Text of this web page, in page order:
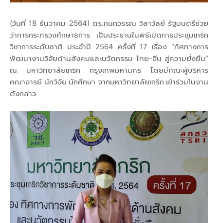
(วันที่ 18 ธันวาคม 2564) ดร.กนกวรรณ วิลาวัลย์ รัฐมนตรีช่วย
ว่าการกระทรวงศึกษาธิการ เป็นประธานในพิธีเปิดการประชุมเกริก
วิชาการระดับชาติ ประจำปี 2564 ครั้งที่ 17 เรื่อง “ทิศทางการ
พัฒนางานวิจัยด้านสังคมและนวัตกรรม ไทย-จีน สู่ความยั่งยืน”
ณ มหาวิทยาลัยเกริก กรุงเทพมหานคร โดยมีคณะผู้บริหาร
คณาจารย์ นักวิจัย นักศึกษา จากมหาวิทยาลัยเกริก เข้าร่วมในงาน
ดังกล่าว